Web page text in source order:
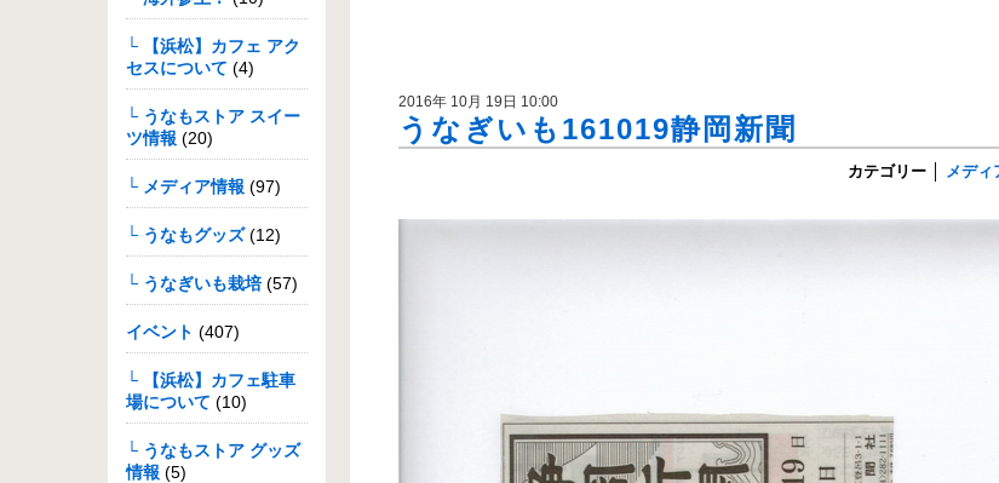
└ 【浜松】カフェ アク
セスについて (4)
└ うなもストア スイー
ツ情報 (20)
└ メディア情報 (97)
└ うなもグッズ(12)
└ うなぎいも栽培(57)
イベント (407)
└ 【浜松】カフェ駐車
場について (10)
└ うなもストア グッズ
情報 (5)
2016年 10月 19日 10:00
うなぎいも161019静岡新聞
カテゴリー メディ